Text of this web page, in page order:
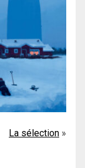
La sélection